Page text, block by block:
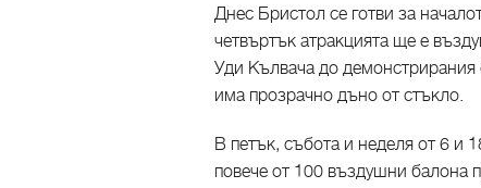
Днес Бристол се готви за
четвъртък атракцията ще е
Уди Кълвача до
има прозрачно дъно от стъкло.
В петък, събота и неделя от 6 и
повече от 100 въздушни балона